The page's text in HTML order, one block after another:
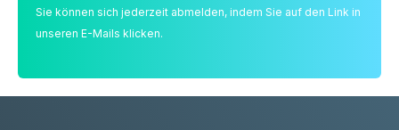
Sie können sich jederzeit abmelden, indem Sie auf den Link in
unseren E-Mails klicken.